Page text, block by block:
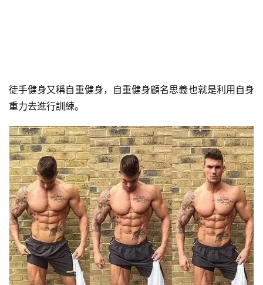
徒手健身又稱自重健身，自重健身顧名思義也就是利用自身
重力去進行訓練。